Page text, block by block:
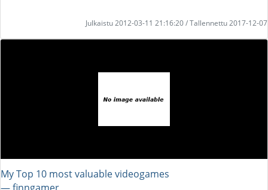
Julkaistu 2012-03-11 21:16:20 / Tallennettu 2017-12-07
My Top 10 most valuable videogames